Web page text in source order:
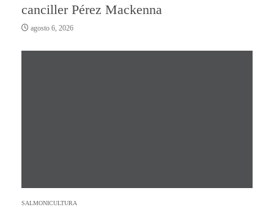
canciller Pérez Mackenna
agosto 6, 2026
SALMONICULTURA